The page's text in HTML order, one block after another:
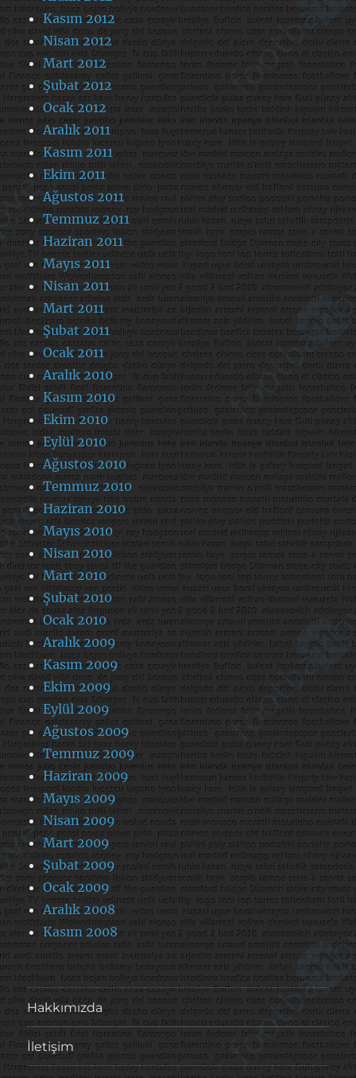
Kasım 2012
Nisan 2012
Mart 2012
Şubat 2012
Ocak 2012
Aralık 2011
Kasım 2011
Ekim 2011
Ağustos 2011
Temmuz 2011
Haziran 2011
Mayıs 2011
Nisan 2011
Mart 2011
Şubat 2011
Ocak 2011
Aralık 2010
Kasım 2010
Ekim 2010
Eylül 2010
Ağustos 2010
Temmuz 2010
Haziran 2010
Mayıs 2010
Nisan 2010
Mart 2010
Şubat 2010
Ocak 2010
Aralık 2009
Kasım 2009
Ekim 2009
Eylül 2009
Ağustos 2009
Temmuz 2009
Haziran 2009
Mayıs 2009
Nisan 2009
Mart 2009
Şubat 2009
Ocak 2009
Aralık 2008
Kasım 2008
Hakkımızda
İletişim